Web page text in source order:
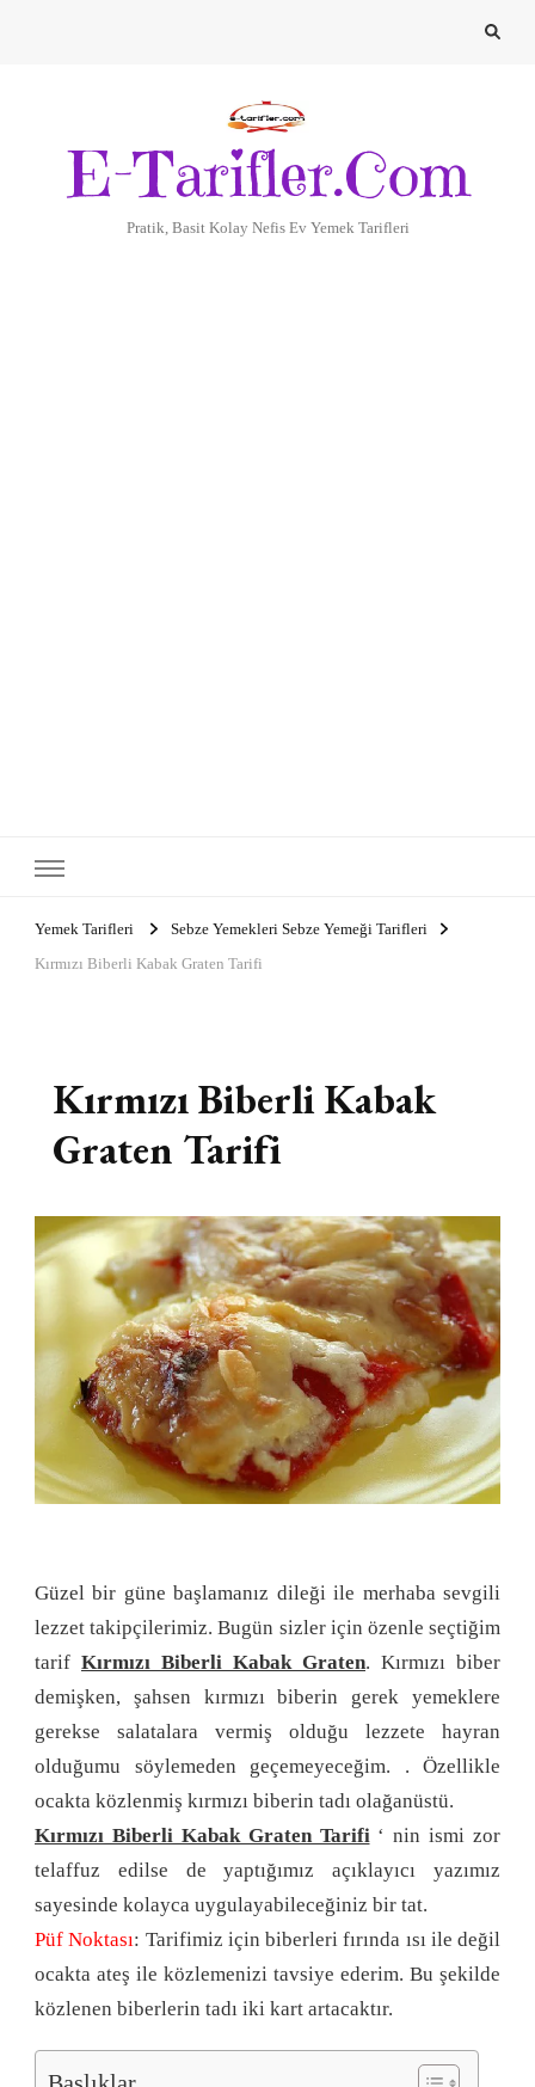
E-Tarifler.Com
Pratik, Basit Kolay Nefis Ev Yemek Tarifleri
Yemek Tarifleri
Sebze Yemekleri Sebze Yemeği Tarifleri
Kırmızı Biberli Kabak Graten Tarifi
Kırmızı Biberli Kabak
Graten Tarifi
Güzel bir güne başlamanız dileği ile merhaba sevgili
lezzet takipçilerimiz. Bugün sizler için özenle seçtiğim
tarif Kırmızı Biberli Kabak Graten. Kırmızı biber
demişken, şahsen kırmızı biberin gerek yemeklere
gerekse salatalara vermiş olduğu lezzete hayran
olduğumu söylemeden geçemeyeceğim. . Özellikle
ocakta közlenmiş kırmızı biberin tadı olağanüstü.
Kırmızı Biberli Kabak Graten Tarifi‘ nin ismi zor
telaffuz edilse de yaptığımız açıklayıcı yazımız
sayesinde kolayca uygulayabileceğiniz bir tat.
Püf Noktası: Tarifimiz için biberleri fırında ısı ile değil
ocakta ateş ile közlemenizi tavsiye ederim. Bu şekilde
közlenen biberlerin tadı iki kart artacaktır.